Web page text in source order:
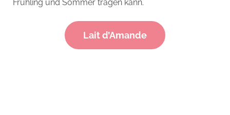
Frühling und Sommer tragen kann.
Lait d’Amande